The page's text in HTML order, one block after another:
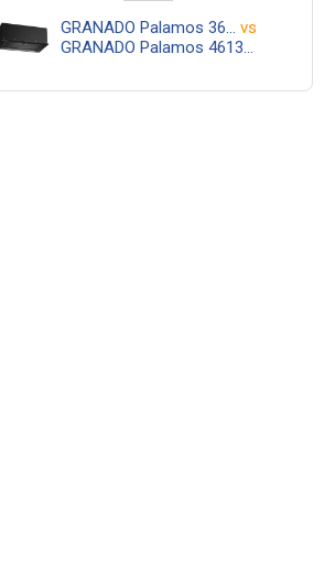
GRANADO Palamos 3603-1200 vs
GRANADO Palamos 4613-1200